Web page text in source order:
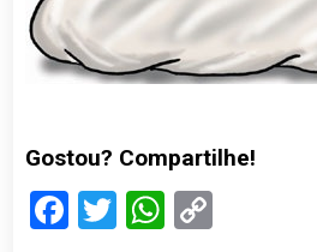
Gostou? Compartilhe!
Facebook
TwitterWhatsApp